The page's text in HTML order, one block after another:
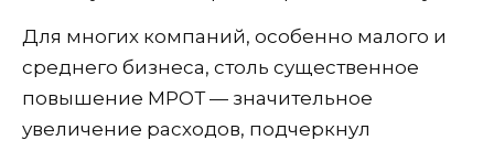
Для многих компаний, особенно малого и
среднего бизнеса, столь существенное
повышение МРОТ — значительное
увеличение расходов, подчеркнул